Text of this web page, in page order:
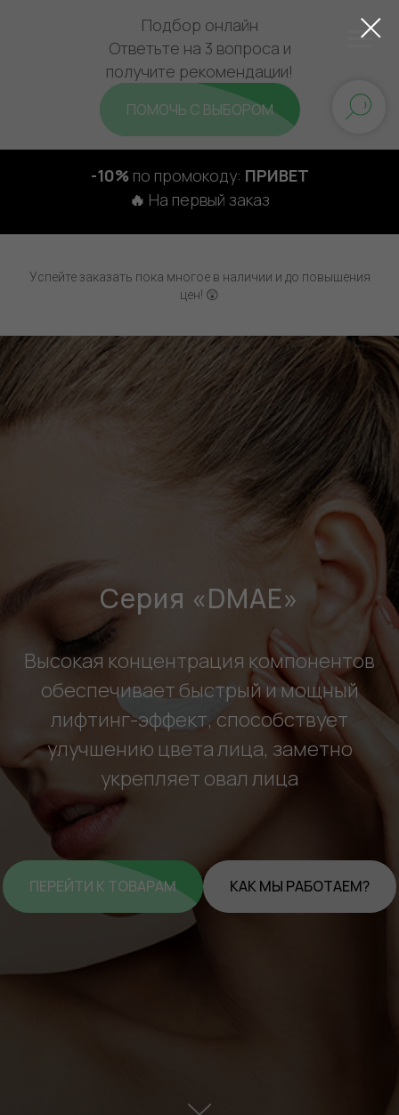
Подбор онлайн
Ответьте на 3 вопроса и
получите рекомендации!
ПОМОЧЬ С ВЫБОРОМ
-10%по промокоду: ПРИВЕТ
🔥 На первый заказ
Успейте заказать пока многое в наличии и до повышения
цен! 😲
Серия «DMAE»
Высокая концентрация компонентов
обеспечивает быстрый и мощный
лифтинг-эффект, способствует
улучшению цвета лица, заметно
укрепляет овал лица
ПЕРЕЙТИ К ТОВАРАМ КАК МЫ РАБОТАЕМ?